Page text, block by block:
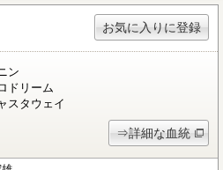
お気に入りに登録
ン
ドリーム
スタウェイ
⇒詳細な血統